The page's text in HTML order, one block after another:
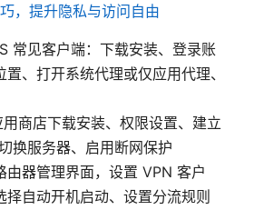
，提升隐私与访问自由
常见客户端：下载安装、登录账
、打开系统代理或仅应用代理、
商店下载安装、权限设置、建立
换服务器、启用断网保护
由器管理界面，设置 VPN 客户
择自动开机启动、设置分流规则